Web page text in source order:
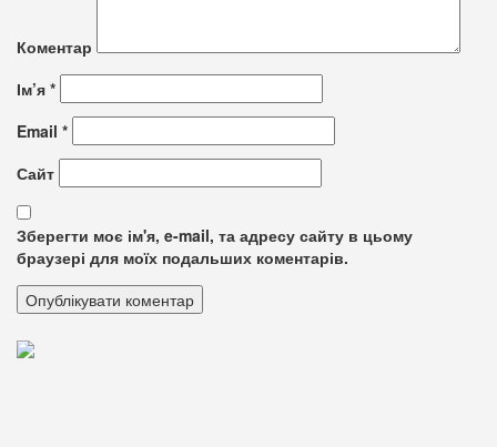
Коментар
Ім’я *
Email *
Сайт
Зберегти моє ім'я, e-mail, та адресу сайту в цьому
браузері для моїх подальших коментарів.